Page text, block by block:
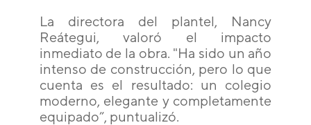
La directora del plantel, Nancy
Reátegui, valoró el impacto
inmediato de la obra. "Ha sido un año
intenso de construcción, pero lo que
cuenta es el resultado: un colegio
moderno, elegante y completamente
equipado”, puntualizó.